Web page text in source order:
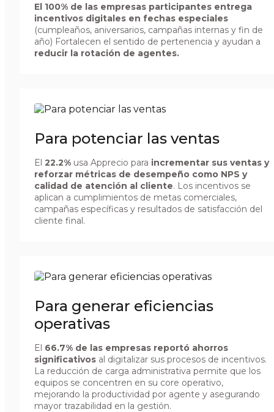
El 100% de las empresas participantes entrega
incentivos digitales en fechas especiales
(cumpleaños, aniversarios, campañas internas y fin de
año) Fortalecen el sentido de pertenencia y ayudan a
reducir la rotación de agentes.
Para potenciar las ventas
El 22.2% usa Apprecio para incrementar sus ventas y
reforzar métricas de desempeño como NPS y
calidad de atención al cliente. Los incentivos se
aplican a cumplimientos de metas comerciales,
campañas específicas y resultados de satisfacción del
cliente final.
Para generar eficiencias
operativas
El 66.7% de las empresas reportó ahorros
significativos al digitalizar sus procesos de incentivos.
La reducción de carga administrativa permite que los
equipos se concentren en su core operativo,
mejorando la productividad por agente y asegurando
mayor trazabilidad en la gestión.